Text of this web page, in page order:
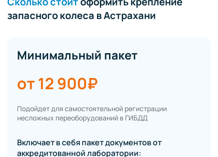
запасного колеса в Астрахани
Минимальный пакет
от 12 900₽
Подойдет для самостоятельной регистрации
несложных переоборудований в ГИБДД
Включает в себя пакет документов от
аккредитованной лаборатории: